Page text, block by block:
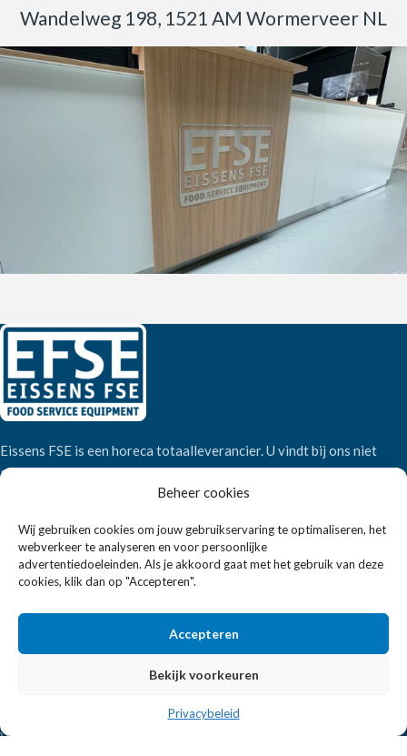
Beheer cookies
Wij gebruiken cookies om jouw gebruikservaring te optimaliseren, het
webverkeer te analyseren en voor persoonlijke
advertentiedoeleinden. Als je akkoord gaat met het gebruik van deze
cookies, klik dan op "Accepteren".
Accepteren
Bekijk voorkeuren
Privacybeleid
Wandelweg 198, 1521 AM Wormerveer NL
Eissens FSE is een horeca totaalleverancier. U vindt bij ons niet
alleen inspiratie maar ook een breed assortiment horeca
Wandelweg 198, 1521 AM Wormerveer
Telefoon:+31 6 2708 6347
Verzenden en retourneren